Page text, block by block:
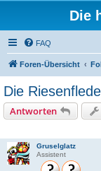
Die
FAQ
Foren-Übersicht
Die
Antworten
Gruselglatz
Assistent